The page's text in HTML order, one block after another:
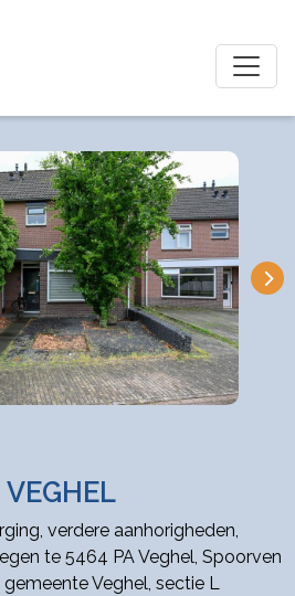
verdere aanhorigheden,
te 5464 PA Veghel, Spoorven
Veghel, sectie L